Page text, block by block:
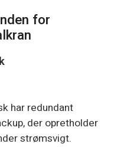
for
har redundant
der opretholder
strømsvigt.